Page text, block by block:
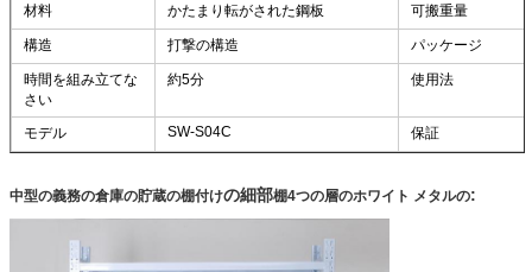
材料 かたまり転がされた鋼板 可搬重量
構造 打撃の構造 パッケージ
時間を組み立てな
さい
約5分 使用法
モデル SW-S04C 保証
中型の義務の倉庫の貯蔵の棚付けの細部棚4つの層のホワイト メタルの: